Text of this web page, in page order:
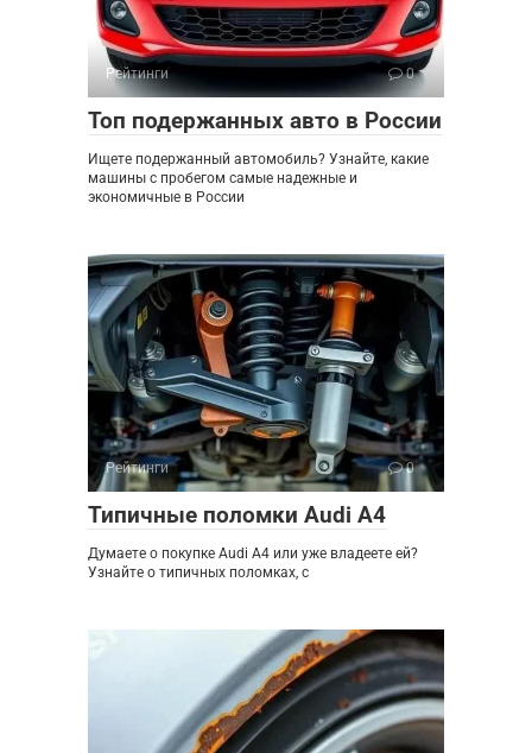
Рейтинги 0
Топ подержанных авто в России
Ищете подержанный автомобиль? Узнайте, какие
машины с пробегом самые надежные и
экономичные в России
Рейтинги 0
Типичные поломки Audi A4
Думаете о покупке Audi A4 или уже владеете ей?
Узнайте о типичных поломках, с